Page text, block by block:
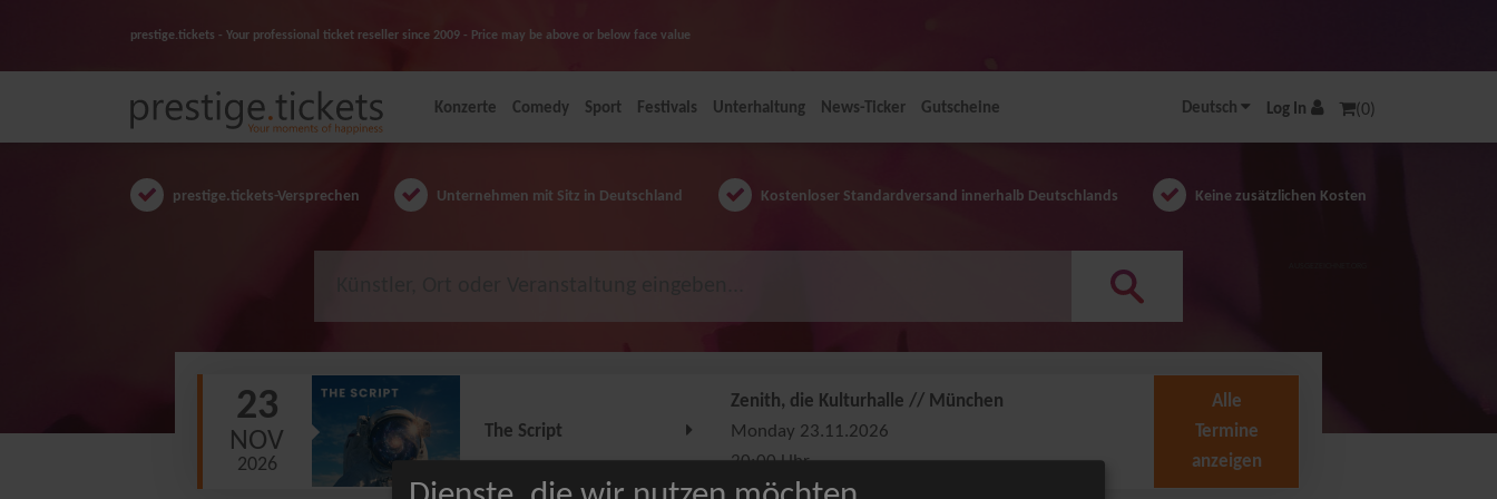
prestige.tickets - Your professional ticket reseller since 2009 - Price may be above or below face value
Deutsch Log In (0)
Konzerte Comedy Sport Festivals Unterhaltung News-Ticker Gutscheine
prestige.tickets-Versprechen Unternehmen mit Sitz in Deutschland Kostenloser Standardversand innerhalb Deutschlands Keine zusätzlichen Kosten
23
NOV
2026
The Script
Zenith, die Kulturhalle // München
Monday 23.11.2026
20:00 Uhr
Alle
Termine
anzeigen